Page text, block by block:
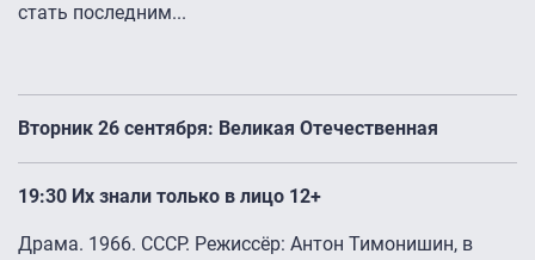
стать последним...
Вторник 26 сентября: Великая Отечественная
19:30 Их знали только в лицо 12+
Драма. 1966. СССР. Режиссёр: Антон Тимонишин, в